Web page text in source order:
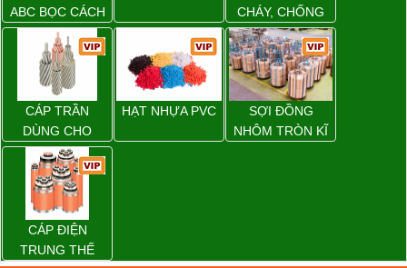
ABC BỌC CÁCH
ĐIỆN XLPE
CHÁY, CHỐNG
CHÁY
CÁP TRẦN
DÙNG CHO
ĐƯỜNG DÂY
TẢI ĐIỆN TRÊN
KHÔNG
HẠT NHỰA PVC
SỢI ĐỒNG
NHÔM TRÒN KĨ
CÁP ĐIỆN
TRUNG THẾ